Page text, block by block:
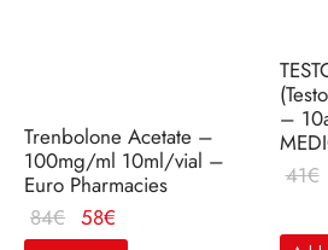
Trenbolone Acetate –
100mg/ml 10ml/vial –
Euro Pharmacies
84€ Le
58€
–
41€